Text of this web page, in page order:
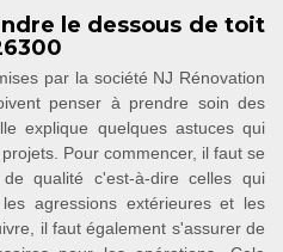
le dessous de toit
par la société NJ Rénovation
penser à prendre soin des
explique quelques astuces qui
Pour commencer, il faut se
qualité c'est-à-dire celles qui
agressions extérieures et les
il faut également s'assurer de